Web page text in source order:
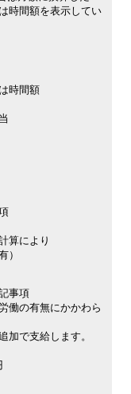
時間額を表示してい
時間額
計算により
）
事項
働の有無にかかわら
加で支給します。